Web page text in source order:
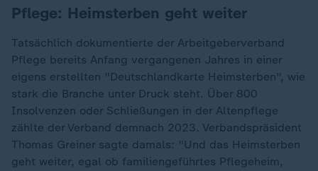
Pflege: Heimsterben geht weiter
Tatsächlich dokumentierte der Arbeitgeberverband
Pflege bereits Anfang vergangenen Jahres in einer
eigens erstellten "Deutschlandkarte Heimsterben", wie
stark die Branche unter Druck steht. Über 800
Insolvenzen oder Schließungen in der Altenpflege
zählte der Verband demnach 2023. Verbandspräsident
Thomas Greiner sagte damals: "Und das Heimsterben
geht weiter, egal ob familiengeführtes Pflegeheim,